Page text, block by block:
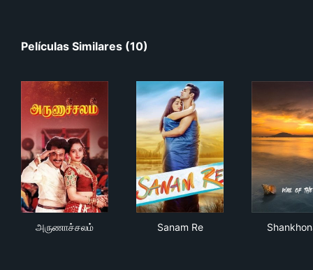
Películas Similares (10)
அருணாச்சலம் Sanam Re